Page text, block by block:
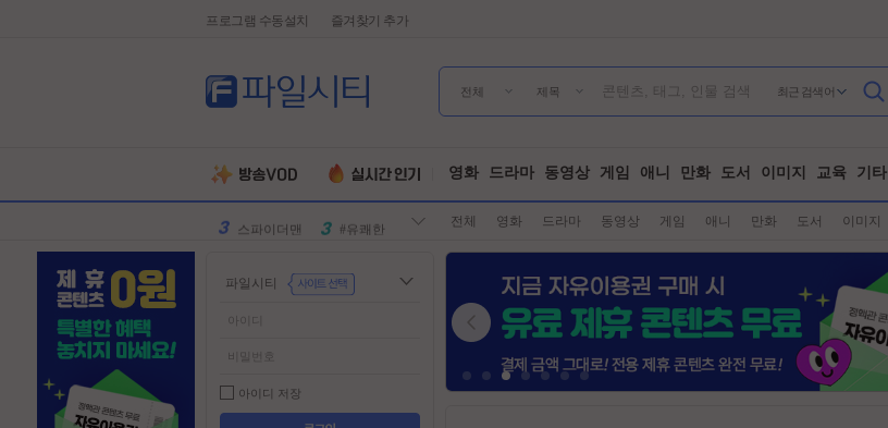
프로그램 수동설치 즐겨찾기 추가
전체 제목 최근 검색어
영화 드라마 동영상 게임 애니 만화 도서 이미지 교육 기타
러스
스파이더맨 #유쾌한
로
만달로리안 #외계인
동궁
다를입는다
디스클로저
#소지섭
전체 영화 드라마 동영상 게임 애니 만화 도서 이미지
파일시티
아이디 저장